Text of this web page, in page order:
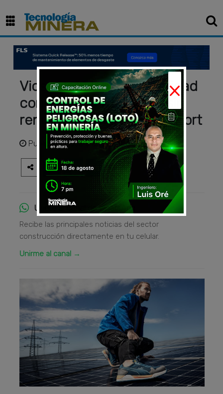
Vicsa Perú lanza "Seguridad
con estilo": protección sin
renunciar al diseño y confort
Publicadohace 3 años
Únete al canal de WhatsApp
Recibe las principales noticias del sector
construcción directamente en tu celular.
Unirme al canal →
×